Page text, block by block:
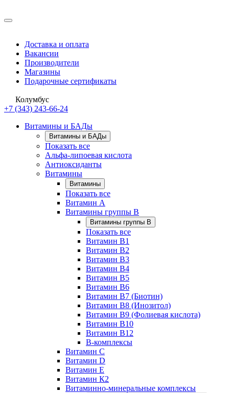
Доставка и оплата
Вакансии
Производители
Магазины
Подарочные сертификаты
Колумбус
+7 (343) 243-66-24
Витамины и БАДы
Витамины и БАДы
Показать все
Альфа-липоевая кислота
Антиоксиданты
Витамины
Витамины
Показать все
Витамин A
Витамины группы B
Витамины группы B
Показать все
Витамин B1
Витамин B2
Витамин B3
Витамин B4
Витамин B5
Витамин B6
Витамин B7 (Биотин)
Витамин B8 (Инозитол)
Витамин B9 (Фолиевая кислота)
Витамин B10
Витамин B12
B-комплексы
Витамин C
Витамин D
Витамин E
Витамин К2
Витаминно-минеральные комплексы